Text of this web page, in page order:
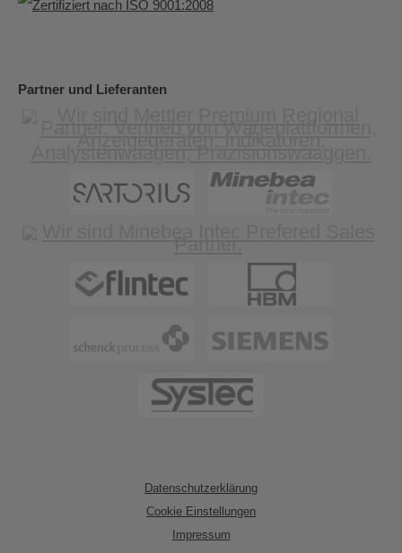
Partner und Lieferanten
Datenschutzerklärung
Cookie Einstellungen
Impressum